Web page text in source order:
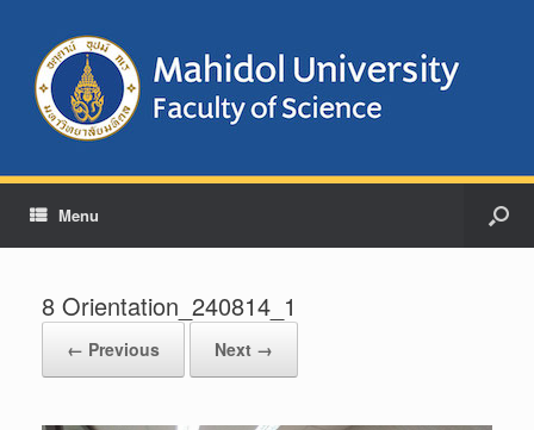
Menu
8 Orientation_240814_1
← Previous Next →